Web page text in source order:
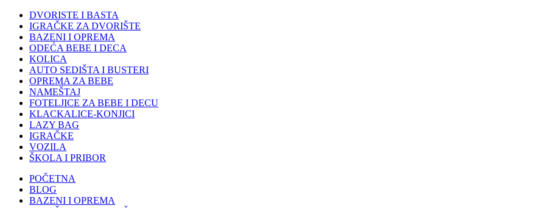
DVORISTE I BASTA
IGRAČKE ZA DVORIŠTE
BAZENI I OPREMA
ODEĆA BEBE I DECA
KOLICA
AUTO SEDIŠTA I BUSTERI
OPREMA ZA BEBE
NAMEŠTAJ
FOTELJICE ZA BEBE I DECU
KLACKALICE-KONJICI
LAZY BAG
IGRAČKE
VOZILA
ŠKOLA I PRIBOR
POČETNA
BLOG
BAZENI I OPREMA